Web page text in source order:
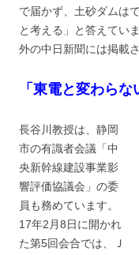
で届かず、土砂ダムは
と考える」と答えてい
外の中日新聞には掲載
「東電と変わらな
長谷川教授は、静岡
市の有識者会議「中
央新幹線建設事業影
響評価協議会」の委
員も務めています。
17年2月8日に開かれ
た第5回会合では、Ｊ